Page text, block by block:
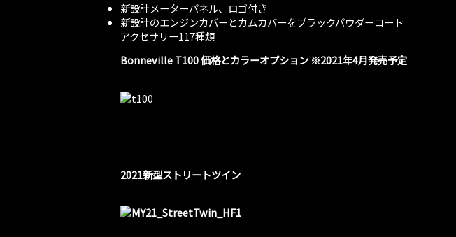
新設計メーターパネル、ロゴ付き
新設計のエンジンカバーとカムカバーをブラックパウダーコート
アクセサリー117種類
Bonneville T100価格とカラーオプション ※2021年4月発売予定
2021新型ストリートツイン